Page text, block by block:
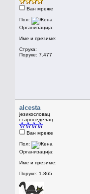
Ван мреже
Пол:
Организација:
Име и презиме:
Струка:
Поруке: 7.477
alcesta
језикословац
староседелац
Ван мреже
Пол:
Организација:
Име и презиме:
Поруке: 1.865